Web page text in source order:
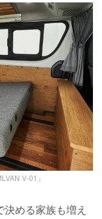
V-01』
める家族も増え